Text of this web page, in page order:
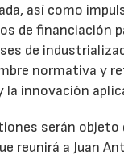
así como
de financiación
de
normativa y
la innovación
serán objeto
reunirá a Juan